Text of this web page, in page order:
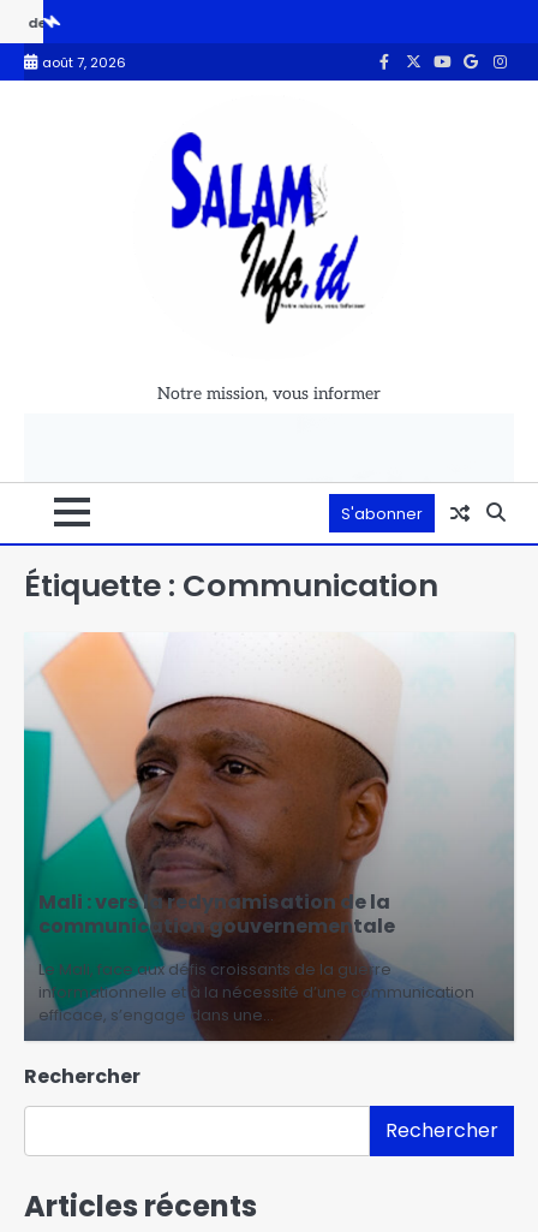
% des ménages identifiés
août 7, 2026
Notre mission, vous informer
S'abonner
Étiquette : Communication
Mali : vers la redynamisation de la
communication gouvernementale
Le Mali, face aux défis croissants de la guerre
informationnelle et à la nécessité d’une communication
efficace, s’engage dans une…
Rechercher
Rechercher
Articles récents